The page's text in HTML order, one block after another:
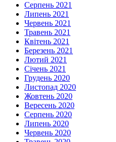
Серпень 2021
Липень 2021
Червень 2021
Травень 2021
Квітень 2021
Березень 2021
Лютий 2021
Січень 2021
Грудень 2020
Листопад 2020
Жовтень 2020
Вересень 2020
Серпень 2020
Липень 2020
Червень 2020